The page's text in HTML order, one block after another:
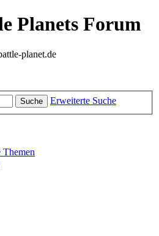
Planets Forum
planet.de
Suche Erweiterte Suche
Themen